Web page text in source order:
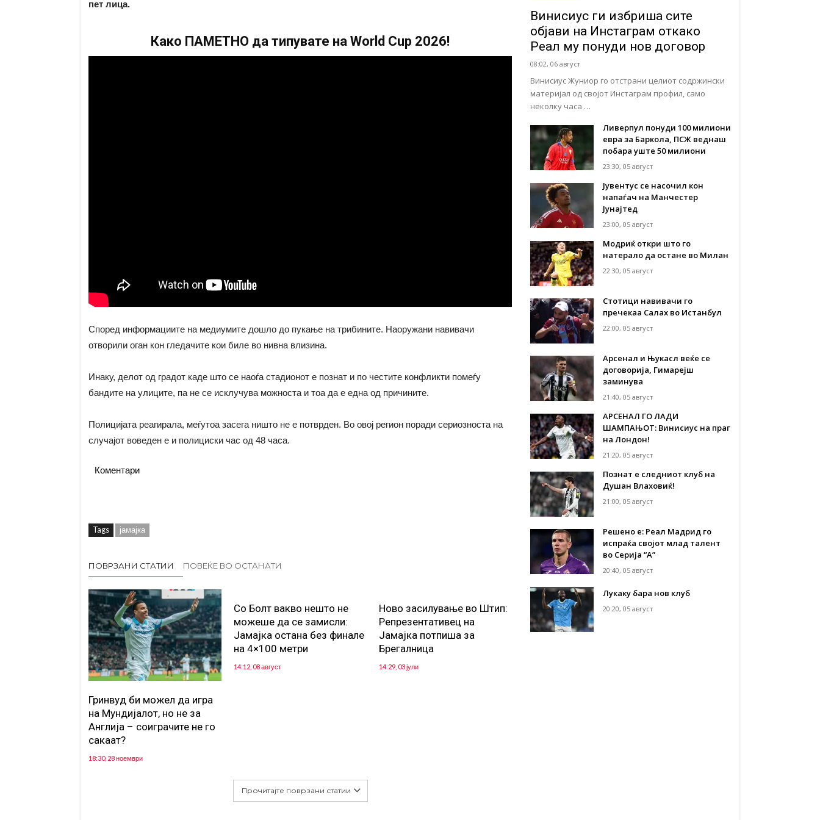
пет лица.
Како ПАМЕТНО да типувате на World Cup 2026!
Според информациите на медиумите дошло до пукање на трибините. Наоружани навивачи
отворили оган кон гледачите кои биле во нивна влизина.
Инаку, делот од градот каде што се наоѓа стадионот е познат и по честите конфликти помеѓу
бандите на улиците, па не се исклучува можноста и тоа да е една од причините.
Полицијата реагирала, меѓутоа засега ништо не е потврден. Во овој регион поради сериозноста на
случајот воведен е и полициски час од 48 часа.
Коментари
Tags јамајка
ПОВРЗАНИ СТАТИИ ПОВЕЌЕ ВО ОСТАНАТИ
Гринвуд би можел да игра
на Мундијалот, но не за
Англија – соиграчите не го
сакаат?
18:30, 28 ноември
Со Болт вакво нешто не
можеше да се замисли:
Јамајка остана без финале
на 4×100 метри
14:12, 08 август
Ново засилување во Штип:
Репрезентативец на
Јамајка потпиша за
Брегалница
14:29, 03 јули
Прочитајте поврзани статии
Винисиус ги избриша сите
објави на Инстаграм откако
Реал му понуди нов договор
08:02, 06 август
Винисиус Жуниор го отстрани целиот содржински
материјал од својот Инстаграм профил, само
неколку часа …
Ливерпул понуди 100 милиони
евра за Баркола, ПСЖ веднаш
побара уште 50 милиони
23:30, 05 август
Јувентус се насочил кон
напаѓач на Манчестер
Јунајтед
23:00, 05 август
Модриќ откри што го
натерало да остане во Милан
22:30, 05 август
Стотици навивачи го
пречекаа Салах во Истанбул
22:00, 05 август
Арсенал и Њукасл веќе се
договорија, Гимарејш
заминува
21:40, 05 август
АРСЕНАЛ ГО ЛАДИ
ШАМПАЊОТ: Винисиус на праг
на Лондон!
21:20, 05 август
Познат е следниот клуб на
Душан Влаховиќ!
21:00, 05 август
Решено е: Реал Мадрид го
испраќа својот млад талент
во Серија “А”
20:40, 05 август
Лукаку бара нов клуб
20:20, 05 август